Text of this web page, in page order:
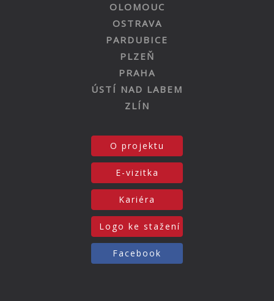
OLOMOUC
OSTRAVA
PARDUBICE
PLZEŇ
PRAHA
ÚSTÍ NAD LABEM
ZLÍN
O projektu
E-vizitka
Kariéra
Logo ke stažení
Facebook